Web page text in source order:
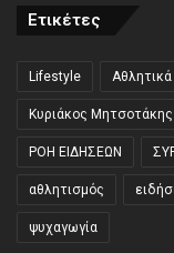
Ετικέτες
Lifestyle Αθλητικά
Κυριάκος Μητσοτάκης
ΡΟΗ ΕΙΔΗΣΕΩΝ
αθλητισμός
ψυχαγωγία